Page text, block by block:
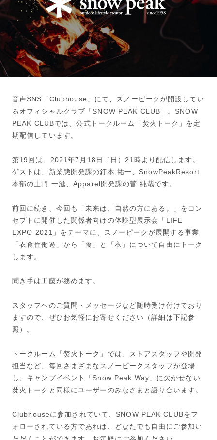
音声SNS「Clubhouse」にて、スノーピークが開設してい
るオフィシャルクラブ「SNOW PEAK CLUB」。SNOW
PEAK CLUBでは、公式トークルーム「焚火トーク」を定
期配信しています。
第19回は、2021年7月18日（日）21時より配信します。
ゲストは、新業態開発課の釘本 祐一、SnowPeakResort
本部の土門 一滋、Apparel開発課の菅 純哉です。
前回に続き、今回も「未来は、自然の方にある。」をコン
セプトに開催した関係者向けの体験型展示会「LIFE
EXPO 2021」をテーマに、スノーピークが展開する事業
「衣食住働遊」から「食」と「衣」について自由にトーク
します。
聞き手は工藤が務めます。
スタッフへのご質問・メッセージなど随時受け付けており
ますので、ぜひお気軽にお寄せください（詳細は下記参
照）。
トークルーム「焚火トーク」では、ストアスタッフや開発
担当など、毎回さまざまなスノーピークスタッフが登場
し、キャンプイベント「Snow Peak Way」に欠かせない
焚火トークと同様にユーザーのみなさまと語り合います。
Clubhouseに参加されていて、SNOW PEAK CLUBをフ
ォローされている方であれば、どなたでも自由にご参加い